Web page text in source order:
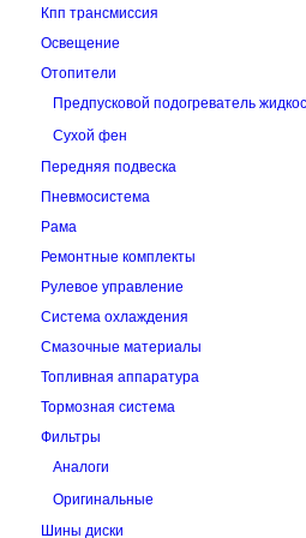
Кпп трансмиссия
Освещение
Отопители
Предпусковой подогреватель
Сухой фен
Передняя подвеска
Пневмосистема
Рама
Ремонтные комплекты
Рулевое управление
Система охлаждения
Смазочные материалы
Топливная аппаратура
Тормозная система
Фильтры
Аналоги
Оригинальные
Шины диски